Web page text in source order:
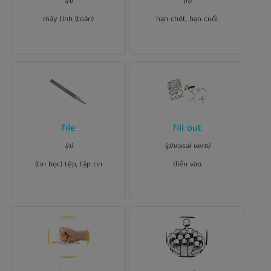
máy tính (toán)
calculator
the exam.
hạn chót, hạn cuối
file
(n)
(tin học) tệp, tập tin
Ví dụ:
What's the
file
fill out
(phrasal verb)
điền vào
Ví dụ:
I filled out a declaration of